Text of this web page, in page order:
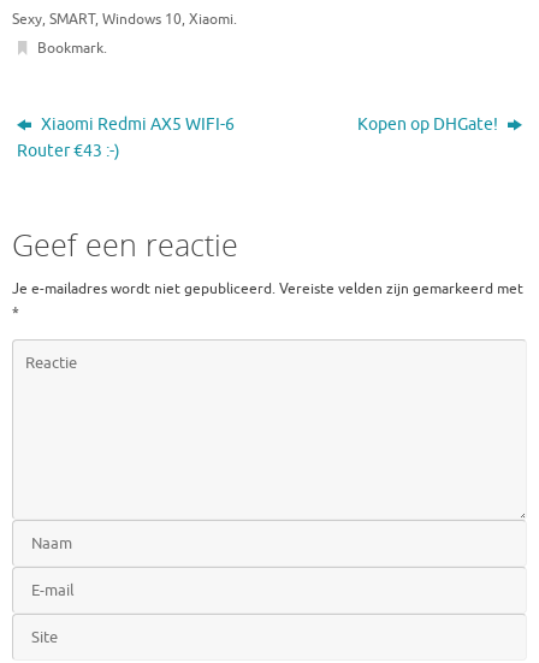
Sexy, SMART, Windows 10, Xiaomi.
Bookmark.
Xiaomi Redmi AX5 WIFI-6
Router €43 :-)
Kopen op DHGate!
Geef een reactie
Je e-mailadres wordt niet gepubliceerd. Vereiste velden zijn gemarkeerd met
*